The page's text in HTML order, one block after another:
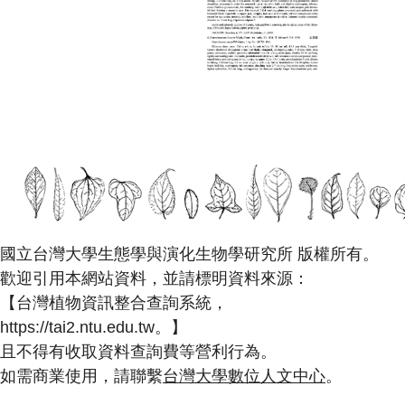
國立台灣大學生態學與演化生物學研究所 版權所有。
歡迎引用本網站資料，並請標明資料來源：
【台灣植物資訊整合查詢系統，
https://tai2.ntu.edu.tw。】
且不得有收取資料查詢費等營利行為。
如需商業使用，請聯繫台灣大學數位人文中心。